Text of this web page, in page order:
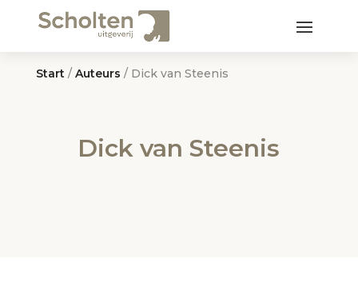
Start / Auteurs / Dick van Steenis
Dick van Steenis